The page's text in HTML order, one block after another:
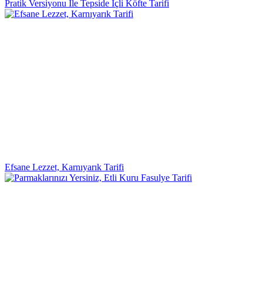
Pratik Versiyonu İle Tepside İçli Köfte Tarifi
Efsane Lezzet, Karnıyarık Tarifi